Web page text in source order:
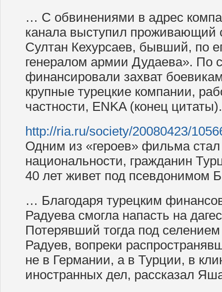
… С обвинениями в адрес
канала выступил проживающий
Султан Кехурсаев, бывший, по
генералом армии Дудаева». По
финансировали захват
крупные турецкие компании,
частности, ENKA (конец цитаты).
http://ria.ru/society/20080423/
Одним из «героев» фильма
национальности, гражданин
40 лет живет под псевдонимом
… Благодаря турецким
Радуева смогла напасть на
Потерявший тогда под
Радуев, вопреки
не в Германии, а в Турции, в
иностранных дел, рассказал